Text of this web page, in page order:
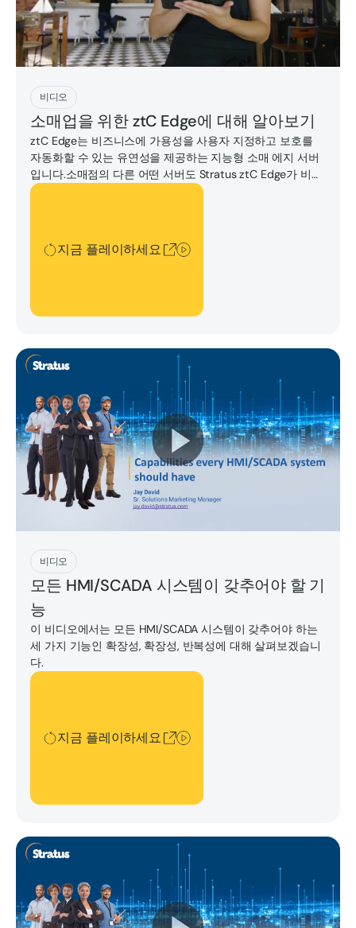
비디오
소매업을 위한 ztC Edge에 대해 알아보기
ztC Edge는 비즈니스에 가용성을 사용자 지정하고 보호를
자동화할 수 있는 유연성을 제공하는 지능형 소매 에지 서버
입니다.소매점의 다른 어떤 서버도 Stratus ztC Edge가 비즈
니스에 제공할 수 있는 작업을 수행하지 못합니다.
지금 플레이하세요
지금 플레이하세요
지금 플레이하세요
비디오
모든 HMI/SCADA 시스템이 갖추어야 할 기
능
이 비디오에서는 모든 HMI/SCADA 시스템이 갖추어야 하는
세 가지 기능인 확장성, 확장성, 반복성에 대해 살펴보겠습니
다.
지금 플레이하세요
지금 플레이하세요
지금 플레이하세요